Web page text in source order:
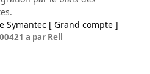
Symantec [ Grand compte ]
21 a par Rell